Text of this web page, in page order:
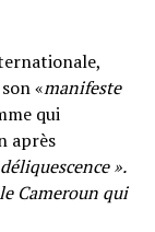
«manifeste
qui
après
».
Cameroun qui